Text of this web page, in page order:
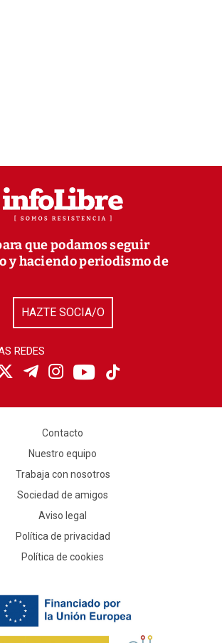
que podamos seguir
y haciendo periodismo de
HAZTE SOCIA/O
REDES
Contacto
Nuestro equipo
Trabaja con nosotros
Sociedad de amigos
Aviso legal
Política de privacidad
Política de cookies